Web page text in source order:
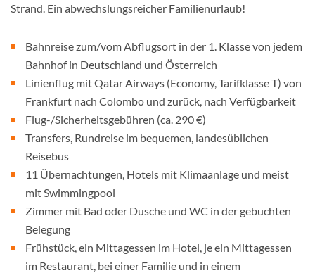
Strand. Ein abwechslungsreicher Familienurlaub!
Bahnreise zum/vom Abflugsort in der 1. Klasse von jedem
Bahnhof in Deutschland und Österreich
Linienflug mit Qatar Airways (Economy, Tarifklasse T) von
Frankfurt nach Colombo und zurück, nach Verfügbarkeit
Flug-/Sicherheitsgebühren (ca. 290 €)
Transfers, Rundreise im bequemen, landesüblichen
Reisebus
11 Übernachtungen, Hotels mit Klimaanlage und meist
mit Swimmingpool
Zimmer mit Bad oder Dusche und WC in der gebuchten
Belegung
Frühstück, ein Mittagessen im Hotel, je ein Mittagessen
im Restaurant, bei einer Familie und in einem